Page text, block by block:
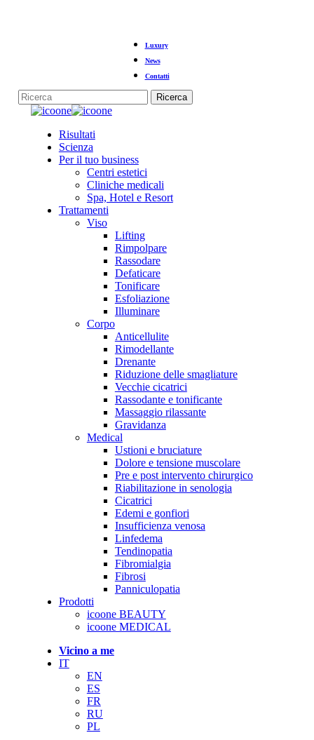
Luxury
News
Contatti
Ricerca
Chiudi
Menu
Risultati
Scienza
Per il tuo business
Centri estetici
Cliniche medicali
Spa, Hotel e Resort
Trattamenti
Viso
Lifting
Rimpolpare
Rassodare
Defaticare
Tonificare
Esfoliazione
Illuminare
Corpo
Anticellulite
Rimodellante
Drenante
Riduzione delle smagliature
Vecchie cicatrici
Rassodante e tonificante
Massaggio rilassante
Gravidanza
Medical
Ustioni e bruciature
Dolore e tensione muscolare
Pre e post intervento chirurgico
Riabilitazione in senologia
Cicatrici
Edemi e gonfiori
Insufficienza venosa
Linfedema
Tendinopatia
Fibromialgia
Fibrosi
Panniculopatia
Prodotti
icoone BEAUTY
icoone MEDICAL
Vicino a me
IT
EN
ES
FR
RU
PL